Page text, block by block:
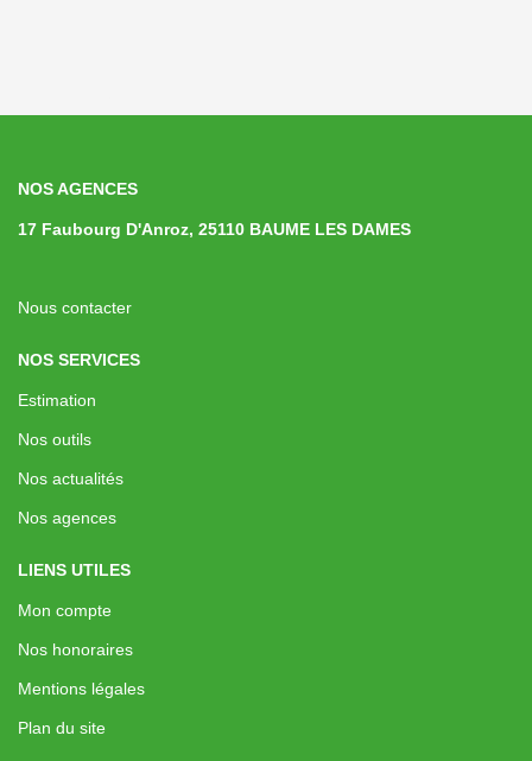
NOS AGENCES
17 Faubourg D'Anroz, 25110 BAUME LES DAMES
Nous contacter
NOS SERVICES
Estimation
Nos outils
Nos actualités
Nos agences
LIENS UTILES
Mon compte
Nos honoraires
Mentions légales
Plan du site